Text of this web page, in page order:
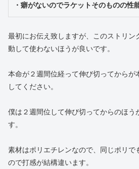
・癖がないのでラケットそのものの性
最初にお伝え致しますが、このストリン
動して使わないほうが良いです。
本命が２週間位経って伸び切ってからが
してください。
僕は２週間位して伸び切ってからのほう
す。
素材はポリエチレンなので、同じポリで
ので打感が結構違います。